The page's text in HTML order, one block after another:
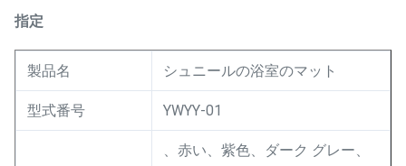
指定
製品名 シュニールの浴室のマット
型式番号 YWYY-01
、赤い、紫色、ダーク グレー、